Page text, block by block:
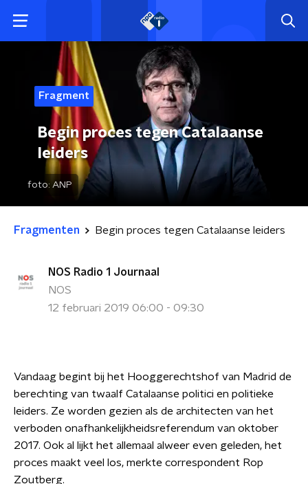
Fragment
Begin proces tegen Catalaanse
leiders
foto: ANP
Fragmenten Begin proces tegen Catalaanse leiders
NOS Radio 1 Journaal
NOS
12 februari 2019 06:00 - 09:30
Vandaag begint bij het Hooggerechtshof van Madrid de
berechting van twaalf Catalaanse politici en politieke
leiders. Ze worden gezien als de architecten van het
verboden onafhankelijkheidsreferendum van oktober
2017. Ook al lijkt het allemaal alweer even geleden, het
proces maakt veel los, merkte correspondent Rop
Zoutberg.